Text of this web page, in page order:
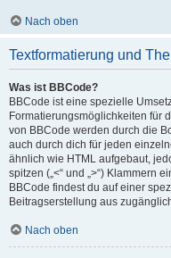
Nach oben
Textformatierung und
Was ist BBCode?
BBCode ist eine spezielle
Formatierungsmöglichkeiten für
von BBCode werden durch die
auch durch dich für jeden
ähnlich wie HTML aufgebaut,
spitzen („<“ und „>“) Klammern
BBCode findest du auf einer
Beitragserstellung aus
Nach oben